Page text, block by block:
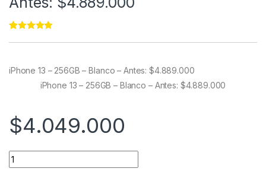
ratings
iPhone 13 – 256GB – Blanco – Antes: $4.889.000
iPhone 13 – 256GB – Blanco – Antes: $4.889.000
$4.049.000